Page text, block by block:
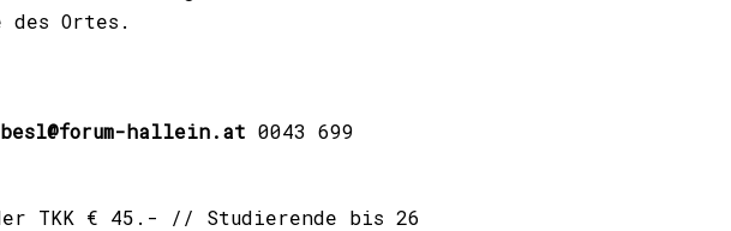
des Ortes.
hallein.at 0043 699
TKK € 45.- // Studierende bis 26